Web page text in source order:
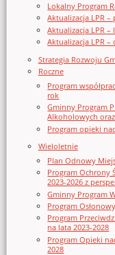
Lokalny Program
Aktualizacja LPR –
Aktualizacja LPR –
Aktualizacja LPR –
Strategia Rozwoju
Roczne
Program
rok
Gminny Program
Alkoholowych
Program opieki
Wieloletnie
Plan Odnowy
Program Ochrony
2023-2026 z
Gminny Program
Program
Program
na lata 2023-2028
Program Opieki
2028